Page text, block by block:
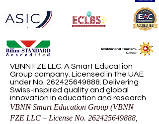
VBNN FZE LLC. A Smart Education
Group company. Licensed in the UAE
under No. 262425649888. Delivering
Swiss-inspired quality and global
innovation in education and research.
VBNN Smart Education Group (VBNN
FZE LLC – License No. 262425649888